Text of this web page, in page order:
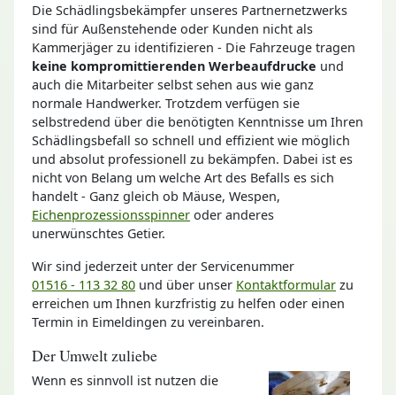
Die Schädlingsbekämpfer unseres Partnernetzwerks
sind für Außenstehende oder Kunden nicht als
Kammerjäger zu identifizieren - Die Fahrzeuge tragen
keine kompromittierenden Werbeaufdrucke und
auch die Mitarbeiter selbst sehen aus wie ganz
normale Handwerker. Trotzdem verfügen sie
selbstredend über die benötigten Kenntnisse um Ihren
Schädlingsbefall so schnell und effizient wie möglich
und absolut professionell zu bekämpfen. Dabei ist es
nicht von Belang um welche Art des Befalls es sich
handelt - Ganz gleich ob Mäuse, Wespen,
Eichenprozessionsspinner oder anderes
unerwünschtes Getier.
Wir sind jederzeit unter der Servicenummer
01516 - 113 32 80 und über unser Kontaktformular zu
erreichen um Ihnen kurzfristig zu helfen oder einen
Termin in Eimeldingen zu vereinbaren.
Der Umwelt zuliebe
Wenn es sinnvoll ist nutzen die